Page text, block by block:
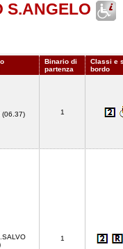
S.ANGELO
Binario di
partenza
Classi e
bordo
(06.37) 1
1